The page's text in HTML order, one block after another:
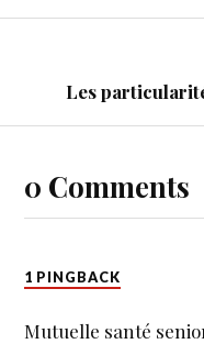
Les
0 Comments
1 PINGBACK
Mutuelle santé